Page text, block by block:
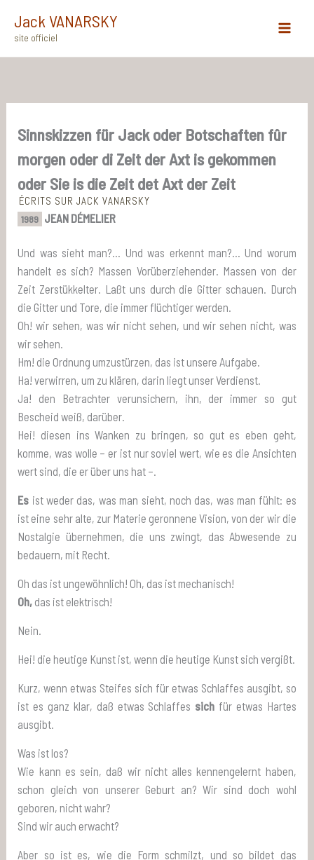
contenu
Jack VANARSKY
site officiel
Sinnskizzen für Jack oder Botschaften fûr
morgen oder di Zeit der Axt is gekommen
oder Sie is die Zeit det Axt der Zeit
ÉCRITS SUR JACK VANARSKY
1989 JEAN DÉMELIER
Und was sieht man?… Und was erkennt man?… Und worum
handelt es sich? Massen Vorüberziehender. Massen von der
Zeit Zerstükkelter. Laßt uns durch die Gitter schauen. Durch
die Gitter und Tore, die immer flüchtiger werden.
Oh! wir sehen, was wir nicht sehen, und wir sehen nicht, was
wir sehen.
Hm! die Ordnung umzustürzen, das ist unsere Aufgabe.
Ha! verwirren, um zu klären, darin liegt unser Verdienst.
Ja! den Betrachter verunsichern, ihn, der immer so gut
Bescheid weiß, darüber.
Hei! diesen ins Wanken zu bringen, so gut es eben geht,
komme, was wolle – er ist nur soviel wert, wie es die Ansichten
wert sind, die er über uns hat –.
Es ist weder das, was man sieht, noch das, was man fühlt: es
ist eine sehr alte, zur Materie geronnene Vision, von der wir die
Nostalgie übernehmen, die uns zwingt, das Abwesende zu
bedauern, mit Recht.
Oh das ist ungewöhnlich! Oh, das ist mechanisch!
Oh, das ist elektrisch!
Nein.
Hei! die heutige Kunst ist, wenn die heutige Kunst sich vergißt.
Kurz, wenn etwas Steifes sich für etwas Schlaffes ausgibt, so
ist es ganz klar, daß etwas Schlaffes sich für etwas Hartes
ausgibt.
Was ist los?
Wie kann es sein, daß wir nicht alles kennengelernt haben,
schon gleich von unserer Geburt an? Wir sind doch wohl
geboren, nicht wahr?
Sind wir auch erwacht?
Aber so ist es, wie die Form schmilzt, und so bildet das